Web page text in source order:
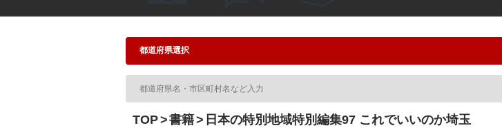
TOP 書籍 日本の特別地域特別編集97 これでいいのか埼玉